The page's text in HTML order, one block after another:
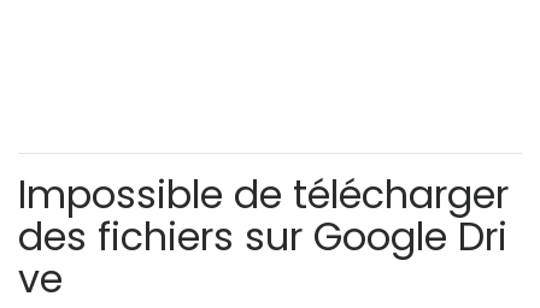
Impossible de télécharger
des fichiers sur Google Dri
ve